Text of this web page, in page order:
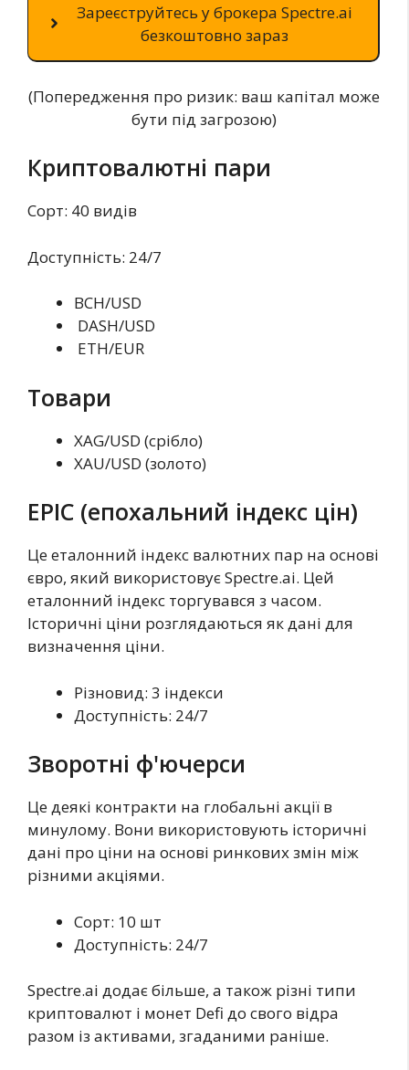
Зареєструйтесь у брокера Spectre.ai
безкоштовно зараз
(Попередження про ризик: ваш капітал може
бути під загрозою)
Криптовалютні пари
Сорт: 40 видів
Доступність: 24/7
BCH/USD
DASH/USD
ETH/EUR
Товари
XAG/USD (срібло)
XAU/USD (золото)
EPIC (епохальний індекс цін)
Це еталонний індекс валютних пар на основі
євро, який використовує Spectre.ai. Цей
еталонний індекс торгувався з часом.
Історичні ціни розглядаються як дані для
визначення ціни.
Різновид: 3 індекси
Доступність: 24/7
Зворотні ф'ючерси
Це деякі контракти на глобальні акції в
минулому. Вони використовують історичні
дані про ціни на основі ринкових змін між
різними акціями.
Сорт: 10 шт
Доступність: 24/7
Spectre.ai додає більше, а також різні типи
криптовалют і монет Defi до свого відра
разом із активами, згаданими раніше.